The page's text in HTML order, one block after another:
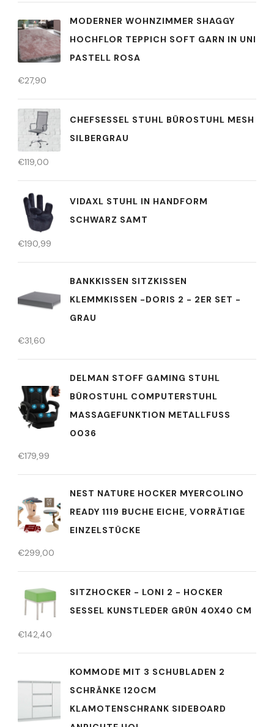
MODERNER WOHNZIMMER SHAGGY
HOCHFLOR TEPPICH SOFT GARN IN UNI
PASTELL ROSA
€27,90
CHEFSESSEL STUHL BÜROSTUHL MESH
SILBERGRAU
€119,00
VIDAXL STUHL IN HANDFORM
SCHWARZ SAMT
€190,99
BANKKISSEN SITZKISSEN
KLEMMKISSEN -DORIS 2 - 2ER SET -
GRAU
€31,60
DELMAN STOFF GAMING STUHL
BÜROSTUHL COMPUTERSTUHL
MASSAGEFUNKTION METALLFUSS 0
036
€179,99
NEST NATURE HOCKER MYERCOLINO
READY 1119 BUCHE EICHE, VORRÄTIGE
EINZELSTÜCKE
€299,00
SITZHOCKER - LONI 2 - HOCKER
SESSEL KUNSTLEDER GRÜN 40X40 CM
€142,40
KOMMODE MIT 3 SCHUBLADEN 2
SCHRÄNKE 120CM
KLAMOTENSCHRANK SIDEBOARD